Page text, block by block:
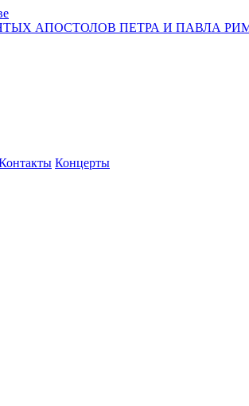
АПОСТОЛОВ ПЕТРА И ПАВЛА
Концерты